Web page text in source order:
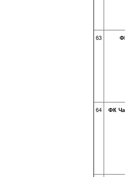
63
64 ФК